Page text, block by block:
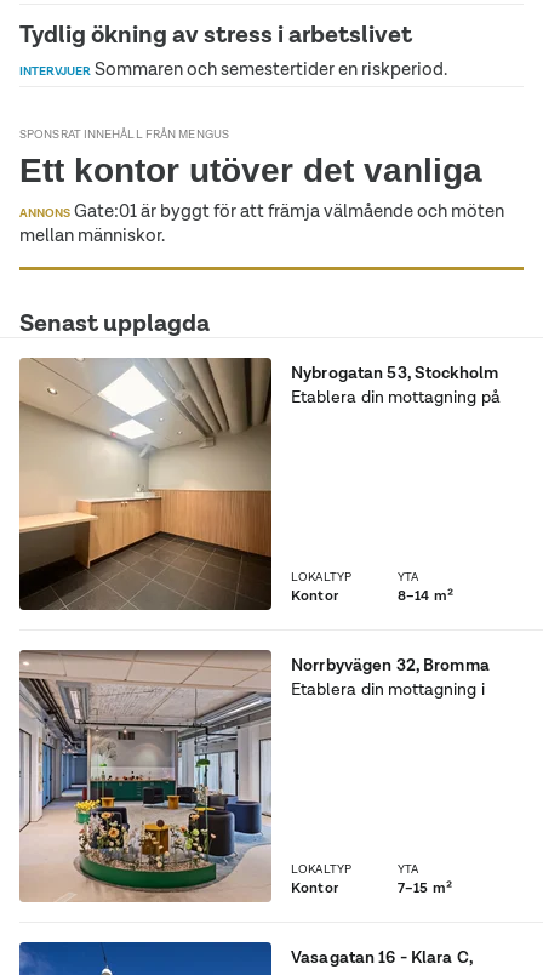
Tydlig ökning av stress i arbetslivet
INTERVJUER Sommaren och semestertider en riskperiod.
SPONSRAT INNEHÅLL FRÅN MENGUS
Ett kontor utöver det vanliga
ANNONS Gate:01 är byggt för att främja välmående och möten
mellan människor.
Senast upplagda
Nybrogatan 53,Stockholm
Etablera din mottagning på
LOKALTYP
Kontor
YTA
8–14 m²
Norrbyvägen 32, Bromma
Etablera din mottagning i
LOKALTYP
Kontor
YTA
7–15 m²
Vasagatan 16 - Klara C,